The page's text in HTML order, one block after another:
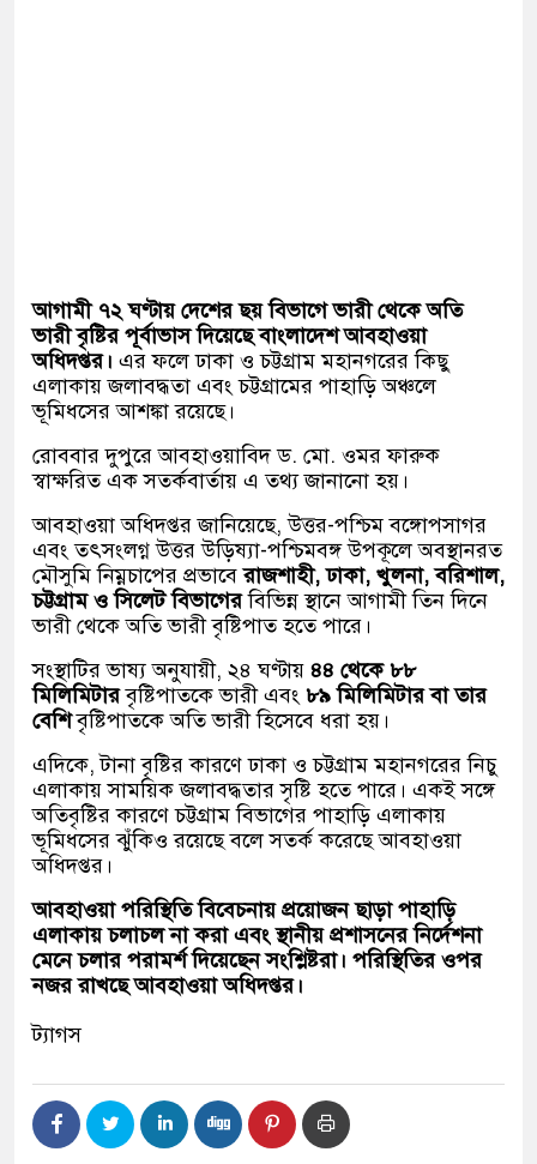
আগামী ৭২ ঘণ্টায় দেশের ছয় বিভাগে ভারী থেকে অতি
ভারী বৃষ্টির পূর্বাভাস দিয়েছে বাংলাদেশ আবহাওয়া
অধিদপ্তর। এর ফলে ঢাকা ও চট্টগ্রাম মহানগরের কিছু
এলাকায় জলাবদ্ধতা এবং চট্টগ্রামের পাহাড়ি অঞ্চলে
ভূমিধসের আশঙ্কা রয়েছে।
রোববার দুপুরে আবহাওয়াবিদ ড. মো. ওমর ফারুক
স্বাক্ষরিত এক সতর্কবার্তায় এ তথ্য জানানো হয়।
আবহাওয়া অধিদপ্তর জানিয়েছে, উত্তর-পশ্চিম বঙ্গোপসাগর
এবং তৎসংলগ্ন উত্তর উড়িষ্যা-পশ্চিমবঙ্গ উপকূলে অবস্থানরত
মৌসুমি নিম্নচাপের প্রভাবেরাজশাহী, ঢাকা, খুলনা, বরিশাল,
চট্টগ্রাম ও সিলেট বিভাগেরবিভিন্ন স্থানে আগামী তিন দিনে
ভারী থেকে অতি ভারী বৃষ্টিপাত হতে পারে।
সংস্থাটির ভাষ্য অনুযায়ী, ২৪ ঘণ্টায় ৪৪ থেকে ৮৮
মিলিমিটারবৃষ্টিপাতকে ভারী এবং ৮৯ মিলিমিটার বা তার
বেশিবৃষ্টিপাতকে অতি ভারী হিসেবে ধরা হয়।
এদিকে, টানা বৃষ্টির কারণে ঢাকা ও চট্টগ্রাম মহানগরের নিচু
এলাকায় সাময়িক জলাবদ্ধতার সৃষ্টি হতে পারে। একই সঙ্গে
অতিবৃষ্টির কারণে চট্টগ্রাম বিভাগের পাহাড়ি এলাকায়
ভূমিধসের ঝুঁকিও রয়েছে বলে সতর্ক করেছে আবহাওয়া
অধিদপ্তর।
আবহাওয়া পরিস্থিতি বিবেচনায় প্রয়োজন ছাড়া পাহাড়ি
এলাকায় চলাচল না করা এবং স্থানীয় প্রশাসনের নির্দেশনা
মেনে চলার পরামর্শ দিয়েছেন সংশ্লিষ্টরা। পরিস্থিতির ওপর
নজর রাখছে আবহাওয়া অধিদপ্তর।
ট্যাগস